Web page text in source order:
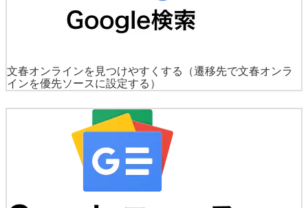
文春オンラインを見つけやすくする
（遷移先で文春オンラ
インを優先ソースに設定する）